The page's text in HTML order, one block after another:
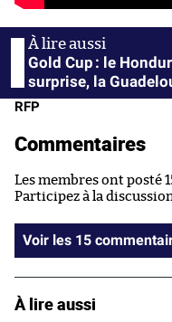
Gold Cup : le
surprise, la
RFP
Commentaires
Les membres ont posté
Participez à la
Voir les 15
À lire aussi